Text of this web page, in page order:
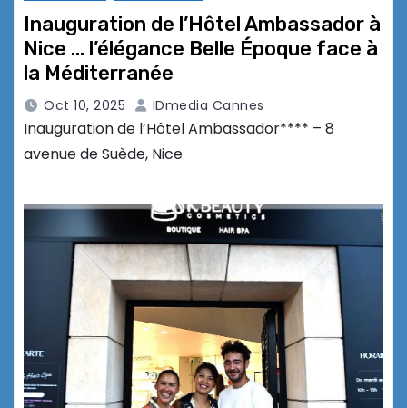
Inauguration de l’Hôtel Ambassador à
Nice … l’élégance Belle Époque face à
la Méditerranée
Oct 10, 2025 IDmedia Cannes
Inauguration de l’Hôtel Ambassador**** – 8
avenue de Suède, Nice